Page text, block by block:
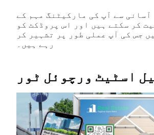
آسانی سے آپ کی مارکیٹنگ مہم کے
کر سکتے ہیں اور اس پروڈکٹ کو
جس کی آپ عملی طور پر تشہیر کر
رہے ہیں۔
اسٹیٹ ورچوئل ٹور